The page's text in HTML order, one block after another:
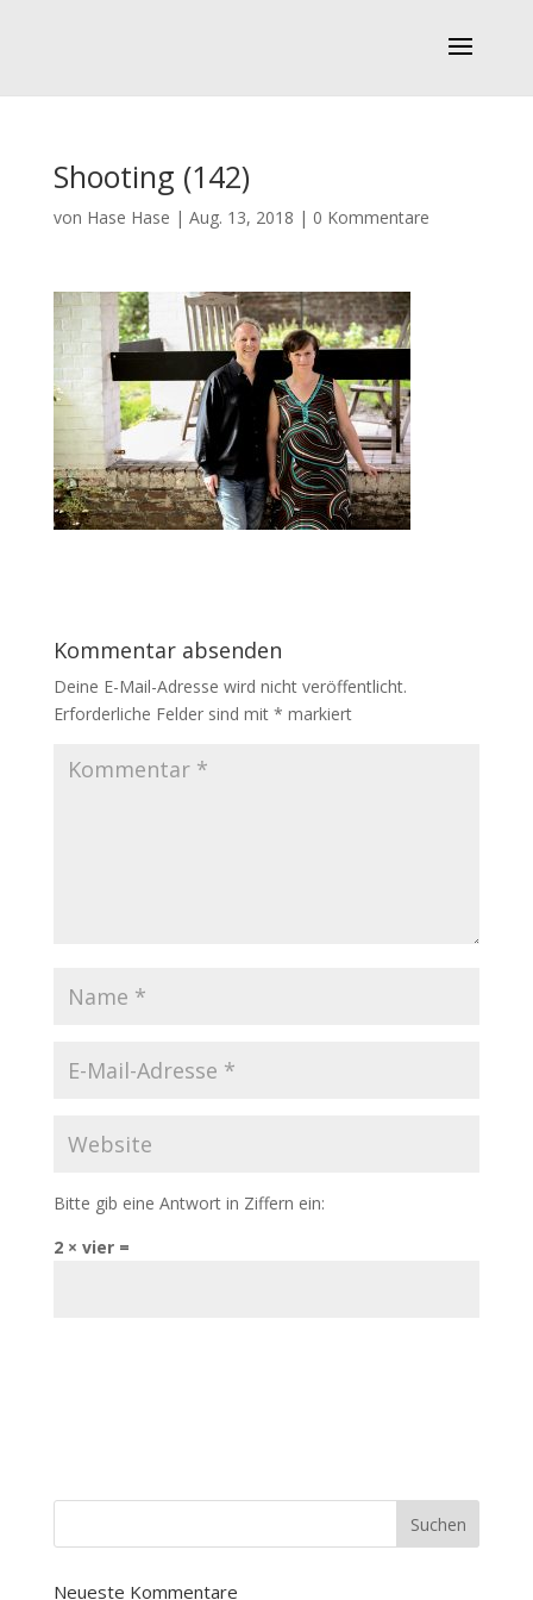
Shooting (142)
von Hase Hase | Aug. 13, 2018 | 0 Kommentare
Kommentar absenden
Deine E-Mail-Adresse wird nicht veröffentlicht.
Erforderliche Felder sind mit * markiert
Bitte gib eine Antwort in Ziffern ein:
2 × vier =
Neueste Kommentare